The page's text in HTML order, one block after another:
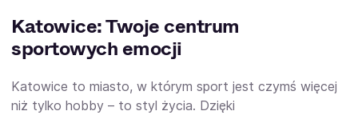
Katowice: Twoje centrum
sportowych emocji
Katowice to miasto, w którym sport jest czymś więcej
niż tylko hobby – to styl życia. Dzięki